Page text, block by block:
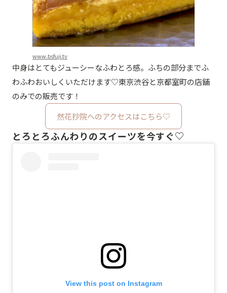
www.bsfuji.tv
中身はとてもジューシーなふわとろ感。ふちの部分までふ
わふわおいしくいただけます♡東京渋谷と京都室町の店舗
のみでの販売です！
然花抄院へのアクセスはこちら♡
とろとろふんわりのスイーツを今すぐ♡
View this post on Instagram